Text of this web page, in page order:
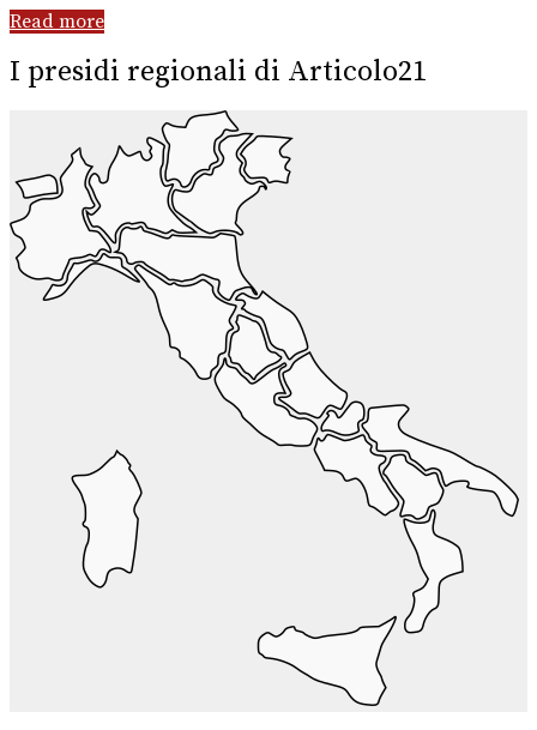
Read more
I presidi regionali di Articolo21